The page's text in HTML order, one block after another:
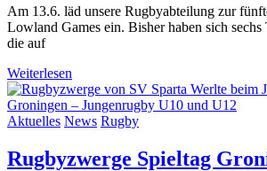
Am 13.6. läd unsere Rugbyabteilung zur
Lowland Games ein. Bisher haben sich sechs
die auf
Weiterlesen
Aktuelles News Rugby
Rugbyzwerge Spieltag